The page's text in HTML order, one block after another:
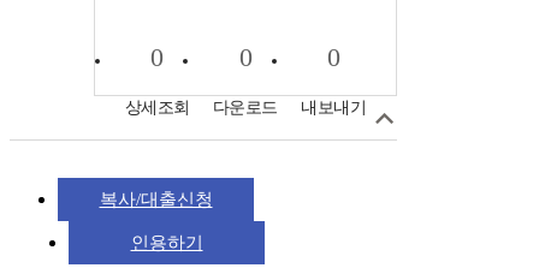
0
상세조회
0
다운로드
0
내보내기
복사/대출신청
인용하기